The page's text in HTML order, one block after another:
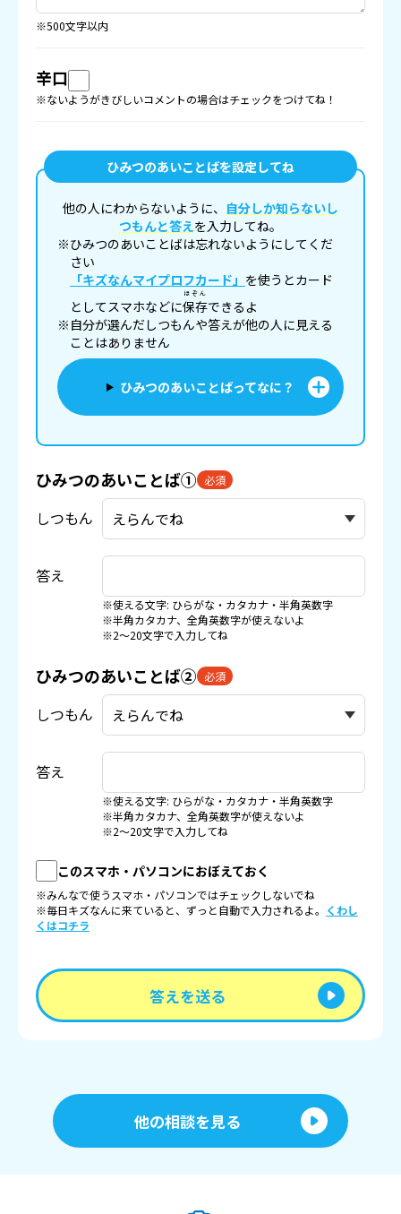
※500文字以内
辛口
※ないようがきびしいコメントの場合はチェックをつけてね！
ひみつのあいことばを設定してね
他の人にわからないように、 自分しか知らないし
つもんと答えを入力してね。
※ひみつのあいことばは忘れないようにしてくだ
さい
「キズなんマイプロフカード」 を使うとカード
としてスマホなどに保存
ほぞん
できるよ
※自分が選んだしつもんや答えが他の人に見える
ことはありません
ひみつのあいことばってなに？
ひみつのあいことば① 必須
しつもん
答え
※使える文字: ひらがな・カタカナ・半角英数字
※半角カタカナ、全角英数字が使えないよ
※2〜20文字で入力してね
ひみつのあいことば② 必須
しつもん
答え
※使える文字: ひらがな・カタカナ・半角英数字
※半角カタカナ、全角英数字が使えないよ
※2〜20文字で入力してね
このスマホ・パソコンにおぼえておく
※みんなで使うスマホ・パソコンではチェックしないでね
※毎日キズなんに来ていると、ずっと自動で入力されるよ。 くわし
くはコチラ
答えを送る
他の相談を見る